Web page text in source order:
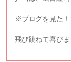
※ブログを見た！
飛び跳ねて喜びま